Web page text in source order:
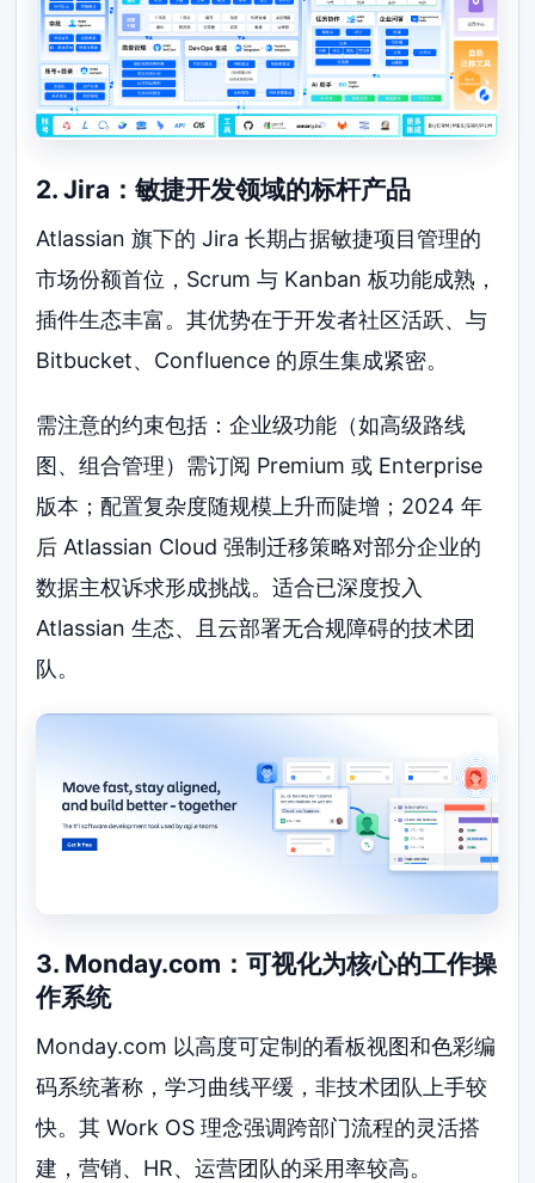
2. Jira：敏捷开发领域的标杆产品
Atlassian 旗下的 Jira 长期占据敏捷项目管理的
市场份额首位，Scrum 与 Kanban 板功能成熟，
插件生态丰富。其优势在于开发者社区活跃、与
Bitbucket、Confluence 的原生集成紧密。
需注意的约束包括：企业级功能（如高级路线
图、组合管理）需订阅 Premium 或 Enterprise
版本；配置复杂度随规模上升而陡增；2024 年
后 Atlassian Cloud 强制迁移策略对部分企业的
数据主权诉求形成挑战。适合已深度投入
Atlassian 生态、且云部署无合规障碍的技术团
队。
3. Monday.com：可视化为核心的工作操
作系统
Monday.com 以高度可定制的看板视图和色彩编
码系统著称，学习曲线平缓，非技术团队上手较
快。其 Work OS 理念强调跨部门流程的灵活搭
建，营销、HR、运营团队的采用率较高。